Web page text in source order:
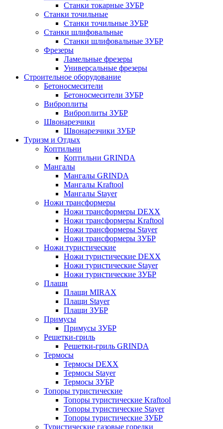
Станки токарные ЗУБР
Станки точильные
Станки точильные ЗУБР
Станки шлифовальные
Станки шлифовальные ЗУБР
Фрезеры
Ламельные фрезеры
Универсальные фрезеры
Строительное оборудование
Бетоносмесители
Бетоносмесители ЗУБР
Виброплиты
Виброплиты ЗУБР
Швонарезчики
Швонарезчики ЗУБР
Туризм и Отдых
Коптильни
Коптильни GRINDA
Мангалы
Мангалы GRINDA
Мангалы Kraftool
Мангалы Stayer
Ножи трансформеры
Ножи трансформеры DEXX
Ножи трансформеры Kraftool
Ножи трансформеры Stayer
Ножи трансформеры ЗУБР
Ножи туристические
Ножи туристические DEXX
Ножи туристические Stayer
Ножи туристические ЗУБР
Плащи
Плащи MIRAX
Плащи Stayer
Плащи ЗУБР
Примусы
Примусы ЗУБР
Решетки-гриль
Решетки-гриль GRINDA
Термосы
Термосы DEXX
Термосы Stayer
Термосы ЗУБР
Топоры туристические
Топоры туристические Kraftool
Топоры туристические Stayer
Топоры туристические ЗУБР
Туристические газовые горелки